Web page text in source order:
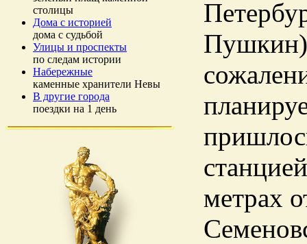
столицы
Дома с историей
дома с судьбой
Улицы и проспекты
по следам истории
Набережные
каменные хранители Невы
В другие города
поездки на 1 день
метрах